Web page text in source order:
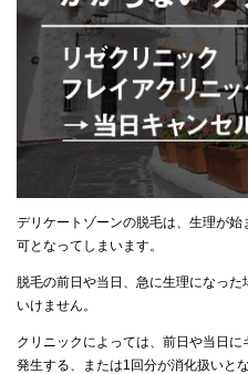
デリケートゾーンの脱毛は、生理が
可となってしまいます。
脱毛の前日や当日、急に生理になっ
いけません。
クリニックによっては、前日や当日
発生する、または1回分が消化扱いとな